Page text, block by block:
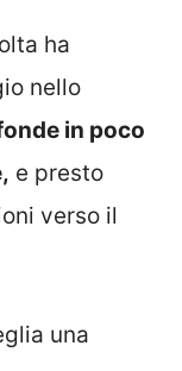
ha
nello
in poco
e presto
verso il
una